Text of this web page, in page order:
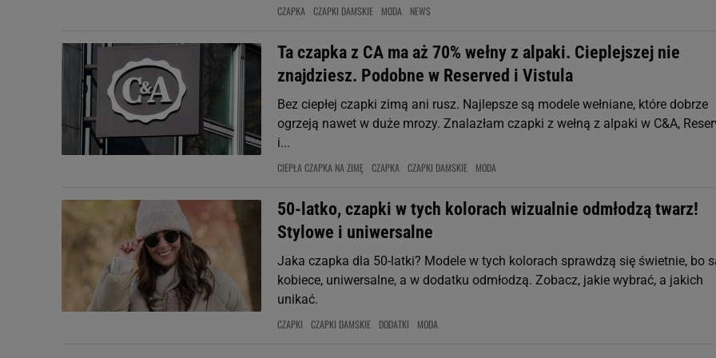
CZAPKA CZAPKI DAMSKIE MODA NEWS
Ta czapka z CA ma aż 70% wełny z alpaki. Cieplejszej nie
znajdziesz. Podobne w Reserved i Vistula
Bez ciepłej czapki zimą ani rusz. Najlepsze są modele wełniane, które dobrze
ogrzeją nawet w duże mrozy. Znalazłam czapki z wełną z alpaki w C&A,
i...
CIEPŁA CZAPKA NA ZIMĘ CZAPKA CZAPKI DAMSKIE MODA
50-latko, czapki w tych kolorach wizualnie odmłodzą twarz!
Stylowe i uniwersalne
Jaka czapka dla 50-latki? Modele w tych kolorach sprawdzą się świetnie, bo
kobiece, uniwersalne, a w dodatku odmłodzą. Zobacz, jakie wybrać, a jakich
unikać.
CZAPKI CZAPKI DAMSKIE DODATKI MODA